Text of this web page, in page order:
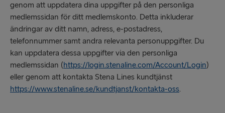
genom att uppdatera dina uppgifter på den personliga
medlemssidan för ditt medlemskonto. Detta inkluderar
ändringar av ditt namn, adress, e-postadress,
telefonnummer samt andra relevanta personuppgifter. Du
kan uppdatera dessa uppgifter via den personliga
medlemssidan (https://login.stenaline.com/Account/Login)
eller genom att kontakta Stena Lines kundtjänst
https://www.stenaline.se/kundtjanst/kontakta-oss.